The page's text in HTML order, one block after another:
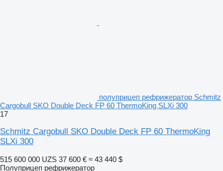
полуприцеп рефрижератор Schmitz
Cargobull SKO Double Deck FP 60 ThermoKing SLXi 300
17
Schmitz Cargobull SKO Double Deck FP 60 ThermoKing
SLXi 300
515 600 000 UZS 37 600 € ≈ 43 440 $
Полуприцеп рефрижератор